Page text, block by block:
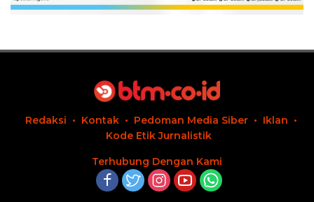
Redaksi Kontak Pedoman Media Siber
Iklan
Kode Etik Jurnalistik
Terhubung Dengan Kami